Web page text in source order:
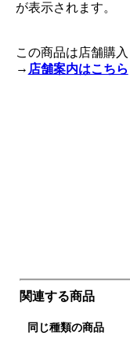
が表示されます。
この商品は店舗購入
→ 店舗案内はこちら
関連する商品
同じ種類の商品